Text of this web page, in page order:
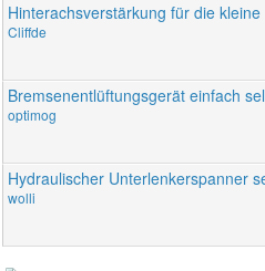
Hinterachsverstärkung für die
Cliffde
Bremsenentlüftungsgerät einfach
optimog
Hydraulischer Unterlenkerspanner
wolli